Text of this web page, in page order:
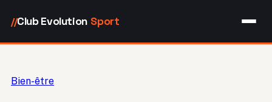
//Club Evolution Sport
Bien-être